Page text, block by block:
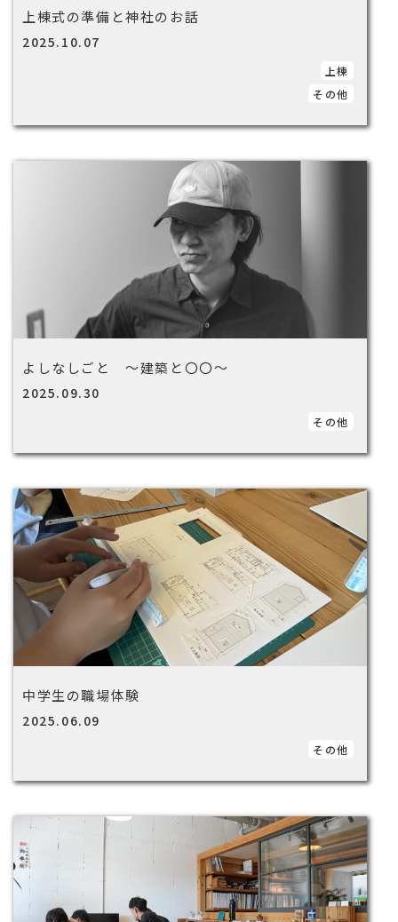
上棟式の準備と神社のお話
2025.10.07
上棟
その他
よしなしごと ～建築と〇〇～
2025.09.30
その他
中学生の職場体験
2025.06.09
その他